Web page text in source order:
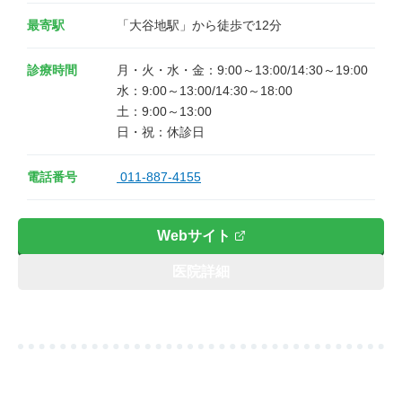
最寄駅 「大谷地駅」から徒歩で12分
診療時間
月・火・水・金：9:00～13:00/14:30～19:00
水：9:00～13:00/14:30～18:00
土：9:00～13:00
電話番号 011-887-4155
Webサイト